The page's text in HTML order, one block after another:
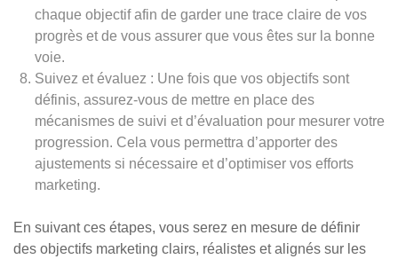
chaque objectif afin de garder une trace claire de vos
progrès et de vous assurer que vous êtes sur la bonne
voie.
Suivez et évaluez : Une fois que vos objectifs sont
définis, assurez-vous de mettre en place des
mécanismes de suivi et d’évaluation pour mesurer votre
progression. Cela vous permettra d’apporter des
ajustements si nécessaire et d’optimiser vos efforts
marketing.
En suivant ces étapes, vous serez en mesure de définir
des objectifs marketing clairs, réalistes et alignés sur les